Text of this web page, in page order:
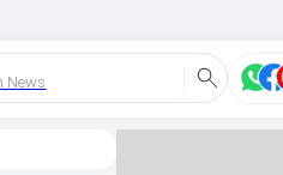
News